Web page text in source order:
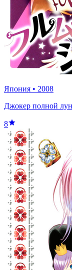
Япония • 2008
Джокер полной
8